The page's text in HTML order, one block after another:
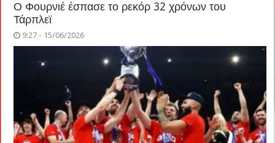
Ο Φουρνιέ έσπασε το ρεκόρ 32 χρόνων του
Τάρπλεϊ
9:27 - 15/06/2026